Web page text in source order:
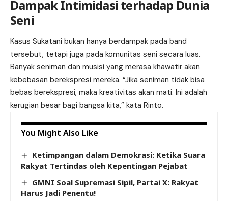
Dampak Intimidasi terhadap Dunia
Seni
Kasus Sukatani bukan hanya berdampak pada band
tersebut, tetapi juga pada komunitas seni secara luas.
Banyak seniman dan musisi yang merasa khawatir akan
kebebasan berekspresi mereka. “Jika seniman tidak bisa
bebas berekspresi, maka kreativitas akan mati. Ini adalah
kerugian besar bagi bangsa kita,” kata Rinto.
You Might Also Like
Ketimpangan dalam Demokrasi: Ketika Suara
Rakyat Tertindas oleh Kepentingan Pejabat
GMNI Soal Supremasi Sipil, Partai X: Rakyat
Harus Jadi Penentu!